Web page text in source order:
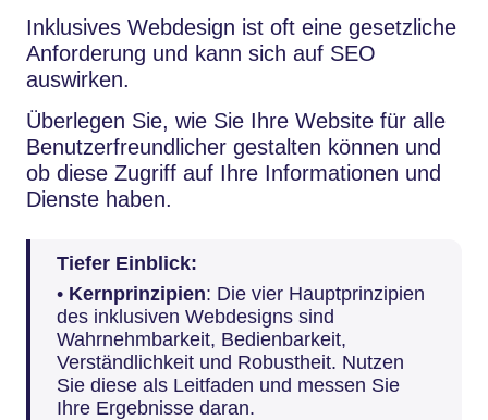
Inklusives Webdesign ist oft eine gesetzliche
Anforderung und kann sich auf SEO
auswirken.
Überlegen Sie, wie Sie Ihre Website für alle
Benutzerfreundlicher gestalten können und
ob diese Zugriff auf Ihre Informationen und
Dienste haben.
Tiefer Einblick:
• Kernprinzipien: Die vier Hauptprinzipien
des inklusiven Webdesigns sind
Wahrnehmbarkeit, Bedienbarkeit,
Verständlichkeit und Robustheit. Nutzen
Sie diese als Leitfaden und messen Sie
Ihre Ergebnisse daran.